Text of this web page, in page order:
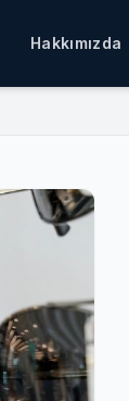
Hakkımızda